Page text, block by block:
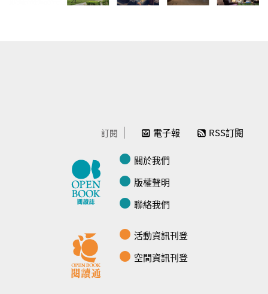
訂閱 電子報 RSS訂閱
關於我們
版權聲明
聯絡我們
活動資訊刊登
空間資訊刊登